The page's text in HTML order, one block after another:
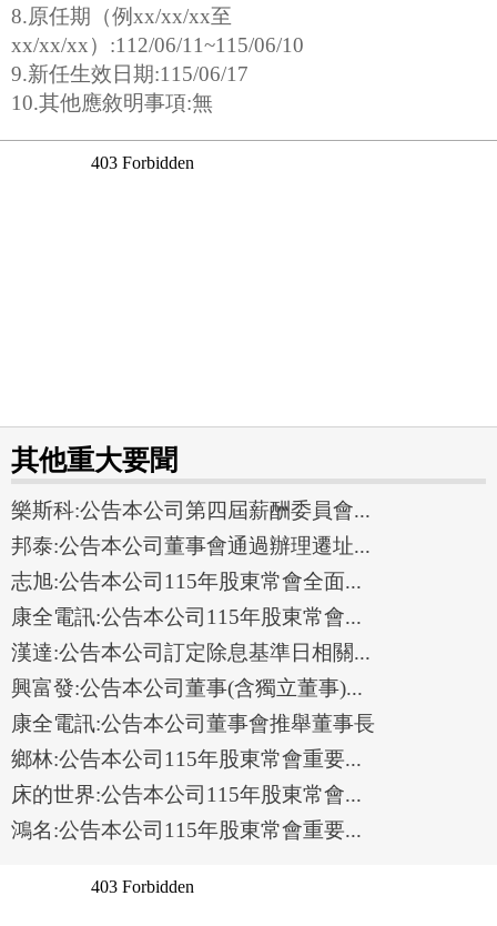
8.原任期（例xx/xx/xx至
xx/xx/xx）:112/06/11~115/06/10
9.新任生效日期:115/06/17
10.其他應敘明事項:無
其他重大要聞
樂斯科:公告本公司第四屆薪酬委員會...
邦泰:公告本公司董事會通過辦理遷址...
志旭:公告本公司115年股東常會全面...
康全電訊:公告本公司115年股東常會...
漢達:公告本公司訂定除息基準日相關...
興富發:公告本公司董事(含獨立董事)...
康全電訊:公告本公司董事會推舉董事長
鄉林:公告本公司115年股東常會重要...
床的世界:公告本公司115年股東常會...
鴻名:公告本公司115年股東常會重要...